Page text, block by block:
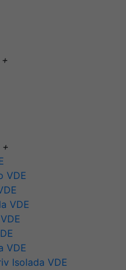
+
+
VDE
VDE
VDE
Isolada VDE